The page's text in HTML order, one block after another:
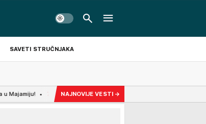
SAVETI STRUČNJAKA
7:24 VELIKA PODRŠKA VUČIĆU IZ CRNE GORE: Eparhija
NAJNOVIJE VESTI →